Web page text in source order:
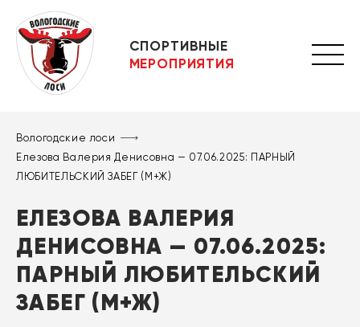
СПОРТИВНЫЕ
МЕРОПРИЯТИЯ
Вологодские лоси
Елезова Валерия Денисовна — 07.06.2025: ПАРНЫЙ
ЛЮБИТЕЛЬСКИЙ ЗАБЕГ (М+Ж)
ЕЛЕЗОВА ВАЛЕРИЯ
ДЕНИСОВНА — 07.06.2025:
ПАРНЫЙ ЛЮБИТЕЛЬСКИЙ
ЗАБЕГ (М+Ж)